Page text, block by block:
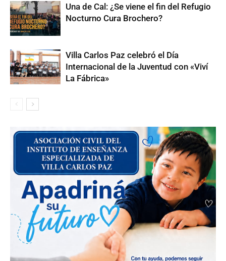
Una de Cal: ¿Se viene el fin del Refugio
Nocturno Cura Brochero?
Villa Carlos Paz celebró el Día
Internacional de la Juventud con «Viví
La Fábrica»